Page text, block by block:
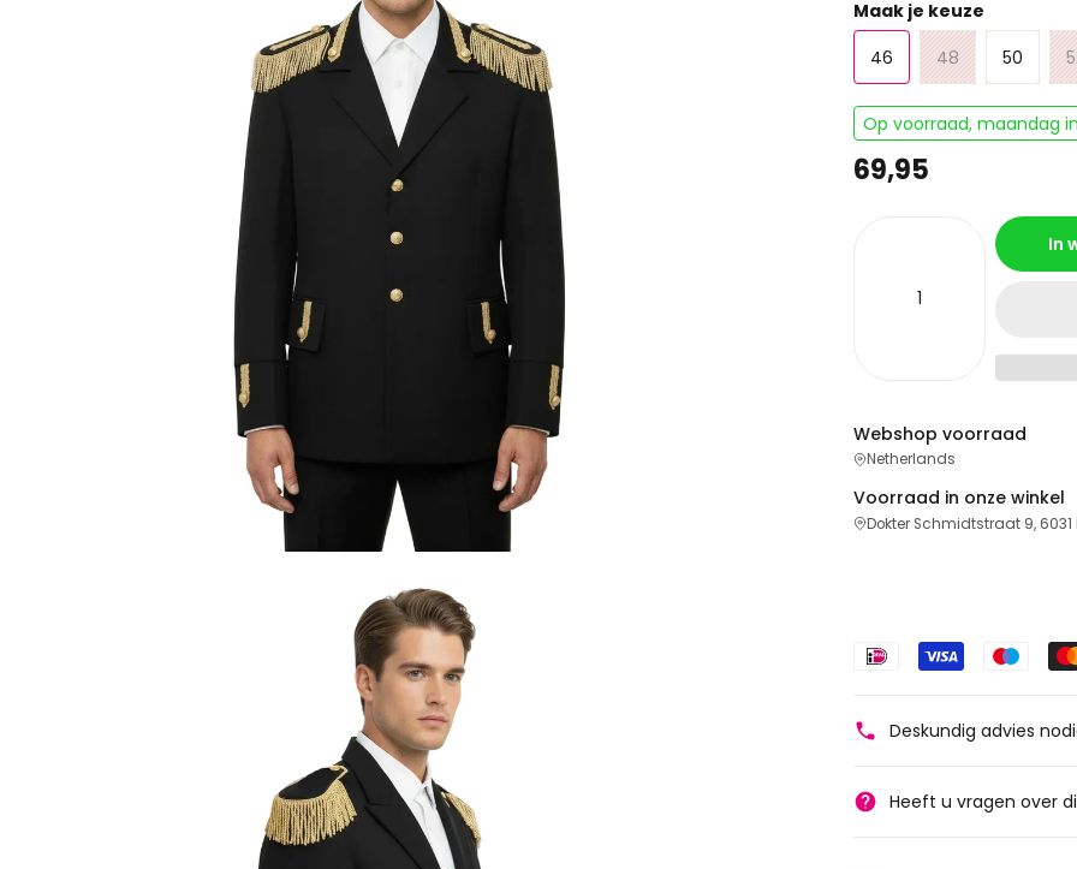
Maak je keuze
46
48 50
Op voorraad, maandag
69,95
In
Webshop voorraad
Netherlands
Voorraad in onze winkel
Dokter Schmidtstraat 9, 6031
Deskundig advies
Heeft u vragen over